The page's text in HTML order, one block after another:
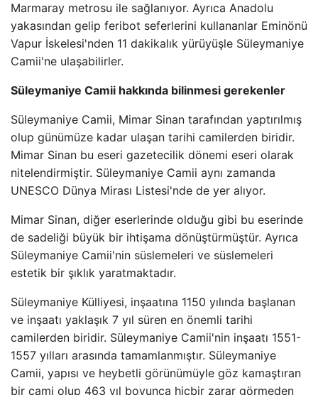
Marmaray metrosu ile sağlanıyor. Ayrıca Anadolu
yakasından gelip feribot seferlerini kullananlar Eminönü
Vapur İskelesi'nden 11 dakikalık yürüyüşle Süleymaniye
Camii'ne ulaşabilirler.
Süleymaniye Camii hakkında bilinmesi gerekenler
Süleymaniye Camii, Mimar Sinan tarafından yaptırılmış
olup günümüze kadar ulaşan tarihi camilerden biridir.
Mimar Sinan bu eseri gazetecilik dönemi eseri olarak
nitelendirmiştir. Süleymaniye Camii aynı zamanda
UNESCO Dünya Mirası Listesi'nde de yer alıyor.
Mimar Sinan, diğer eserlerinde olduğu gibi bu eserinde
de sadeliği büyük bir ihtişama dönüştürmüştür. Ayrıca
Süleymaniye Camii'nin süslemeleri ve süslemeleri
estetik bir şıklık yaratmaktadır.
Süleymaniye Külliyesi, inşaatına 1150 yılında başlanan
ve inşaatı yaklaşık 7 yıl süren en önemli tarihi
camilerden biridir. Süleymaniye Camii'nin inşaatı 1551-
1557 yılları arasında tamamlanmıştır. Süleymaniye
Camii, yapısı ve heybetli görünümüyle göz kamaştıran
bir cami olup 463 yıl boyunca hiçbir zarar görmeden